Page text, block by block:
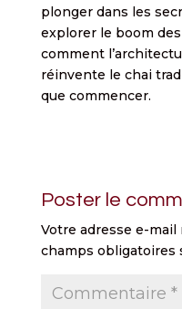
plonger dans les
explorer le boom
comment
réinvente le chai
que commencer.
Poster le
Votre adresse e-mail
champs obligatoires